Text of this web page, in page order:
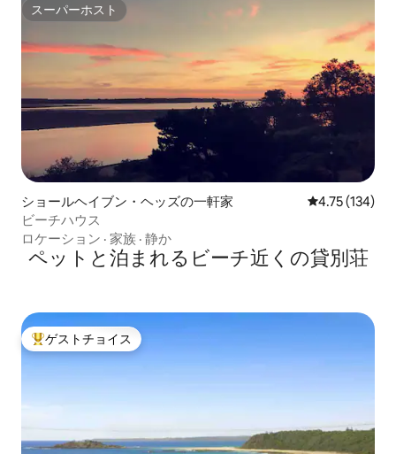
スーパーホスト
スーパーホスト
ショールヘイブン・ヘッズの一軒家 レビュー134
4.75 (134)
ビーチハウス
ロケーション · 家族 · 静か
ペットと泊まれるビーチ近くの貸別荘
大好評のゲストチョイスです。
ゲストチョイス